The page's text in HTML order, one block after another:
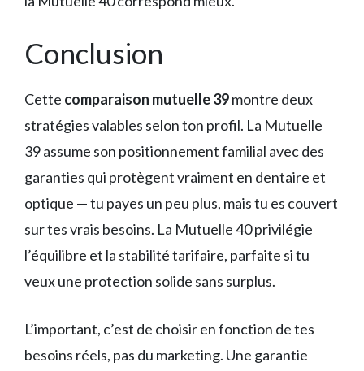
Conclusion
Cette comparaison mutuelle 39montre deux
stratégies valables selon ton profil. La Mutuelle
39 assume son positionnement familial avec des
garanties qui protègent vraiment en dentaire et
optique — tu payes un peu plus, mais tu es couvert
sur tes vrais besoins. La Mutuelle 40 privilégie
l’équilibre et la stabilité tarifaire, parfaite si tu
veux une protection solide sans surplus.
L’important, c’est de choisir en fonction de tes
besoins réels, pas du marketing. Une garantie